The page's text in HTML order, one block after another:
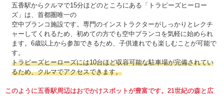
五香駅からクルマで15分ほどのところにある「トラピーズヒーロー
ズ」は、首都圏唯一の
空中ブランコ施設です。専門のインストラクターがしっかりとレクチ
ャーしてくれるため、初めての方でも空中ブランコを気軽に始められ
ます。6歳以上から参加できるため、子供連れでも楽しむことが可能で
す。
トラピーズヒーローズには10台ほど収容可能な駐車場が完備されてい
るため、クルマでアクセスできます。
このように五香駅周辺はおでかけスポットが豊富です。21世紀の森と広